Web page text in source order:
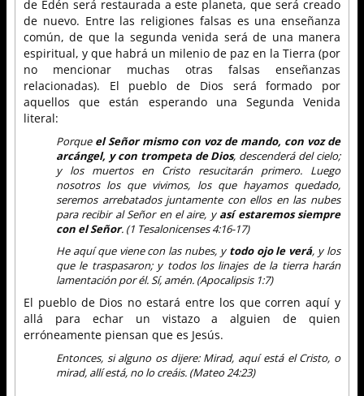
de Edén será restaurada a este planeta, que será creado
de nuevo. Entre las religiones falsas es una enseñanza
común, de que la segunda venida será de una manera
espiritual, y que habrá un milenio de paz en la Tierra (por
no mencionar muchas otras falsas enseñanzas
relacionadas). El pueblo de Dios será formado por
aquellos que están esperando una Segunda Venida
literal:
Porque el Señor mismo con voz de mando, con voz de
arcángel, y con trompeta de Dios, descenderá del cielo;
y los muertos en Cristo resucitarán primero. Luego
nosotros los que vivimos, los que hayamos quedado,
seremos arrebatados juntamente con ellos en las nubes
para recibir al Señor en el aire, yasí estaremos siempre
con el Señor. (1 Tesalonicenses 4:16-17)
He aquí que viene con las nubes, y todo ojo le verá, y los
que le traspasaron; y todos los linajes de la tierra harán
lamentación por él. Sí, amén. (Apocalipsis 1:7)
El pueblo de Dios no estará entre los que corren aquí y
allá para echar un vistazo a alguien de quien
erróneamente piensan que es Jesús.
Entonces, si alguno os dijere: Mirad, aquí está el Cristo, o
mirad, allí está, no lo creáis. (Mateo 24:23)